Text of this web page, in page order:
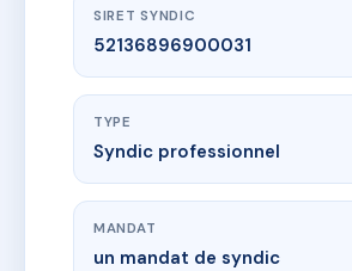
SIRET SYNDIC
52136896900031
TYPE
Syndic professionnel
MANDAT
un mandat de syndic